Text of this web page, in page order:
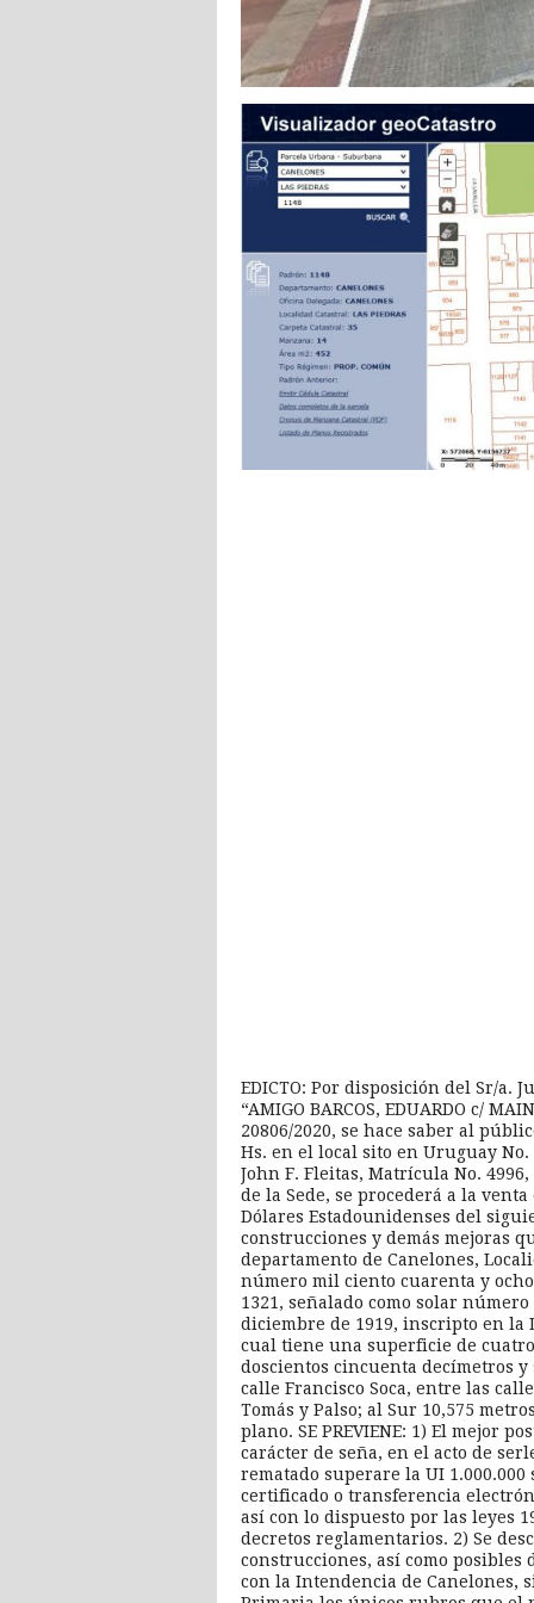
EDICTO: Por disposición del Sr/a.
“AMIGO BARCOS, EDUARDO c/
20806/2020, se hace saber al
Hs. en el local sito en Uruguay
John F. Fleitas, Matrícula No.
de la Sede, se procederá a la
Dólares Estadounidenses del
construcciones y demás mejoras
departamento de Canelones,
número mil ciento cuarenta y
1321, señalado como solar
diciembre de 1919, inscripto en la
cual tiene una superficie de
doscientos cincuenta decímetros
calle Francisco Soca, entre las
Tomás y Palso; al Sur 10,575
plano. SE PREVIENE: 1) El mejor
carácter de seña, en el acto de
rematado superare la UI
certificado o transferencia
así con lo dispuesto por las leyes
decretos reglamentarios. 2) Se
construcciones, así como posibles
con la Intendencia de Canelones,